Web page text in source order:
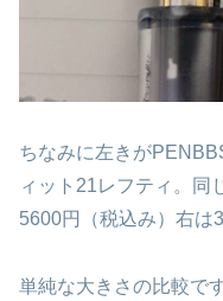
ちなみに左きが
ィット21レフティ。同
5600円（税込み）右は
単純な大きさの比較で